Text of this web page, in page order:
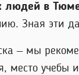
людей в
Зная эти
– мы
учебы